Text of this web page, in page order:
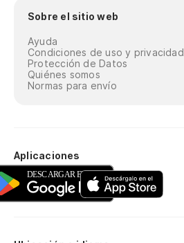
Sobre el sitio web
Ayuda
Condiciones de uso y privacidad
Protección de Datos
Quiénes somos
Normas para envío
Aplicaciones